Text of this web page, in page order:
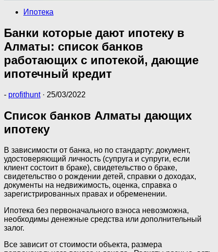
Ипотека
Банки которые дают ипотеку в
Алматы: список банков
работающих с ипотекой, дающие
ипотечный кредит
- profithunt · 25/03/2022
Список банков Алматы дающих
ипотеку
В зависимости от банка, но по стандарту: документ,
удостоверяющий личность (супруга и супруги, если
клиент состоит в браке), свидетельство о браке,
свидетельство о рождении детей, справки о доходах,
документы на недвижимость, оценка, справка о
зарегистрированных правах и обременении.
Ипотека без первоначального взноса невозможна,
необходимы денежные средства или дополнительный
залог.
Все зависит от стоимости объекта, размера